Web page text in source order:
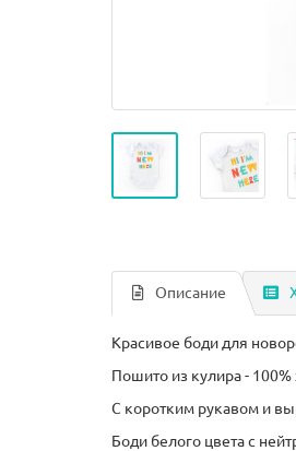
Описание
Красивое боди для
Пошито из кулира - 100%
С коротким рукавом и
Боди белого цвета с